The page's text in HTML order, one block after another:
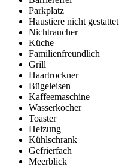
Parkplatz
Haustiere nicht gestattet
Nichtraucher
Küche
Familienfreundlich
Grill
Haartrockner
Bügeleisen
Kaffeemaschine
Wasserkocher
Toaster
Heizung
Kühlschrank
Gefrierfach
Meerblick